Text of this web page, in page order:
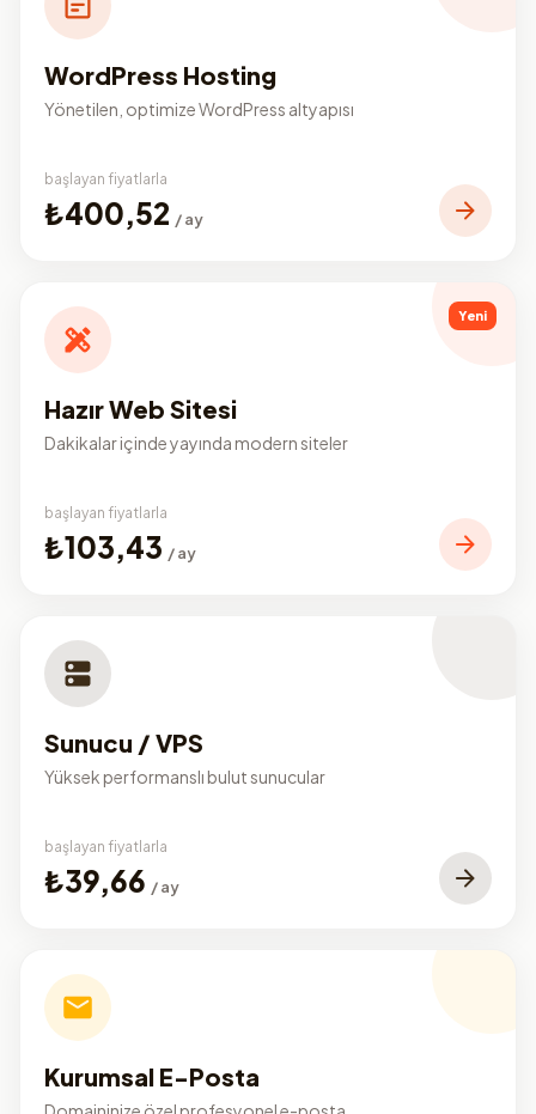
WordPress Hosting
Yönetilen, optimize WordPress altyapısı
başlayan fiyatlarla
₺400,52 / ay
Yeni
Hazır Web Sitesi
Dakikalar içinde yayında modern siteler
başlayan fiyatlarla
₺103,43 / ay
Sunucu / VPS
Yüksek performanslı bulut sunucular
başlayan fiyatlarla
₺39,66 / ay
Kurumsal E-Posta